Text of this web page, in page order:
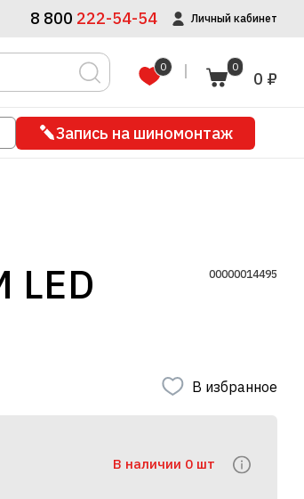
8 800 222-54-54 Личный кабинет
0 0
0 ₽
Запись на шиномонтаж
00000014495
В избранное
В наличии 0 шт